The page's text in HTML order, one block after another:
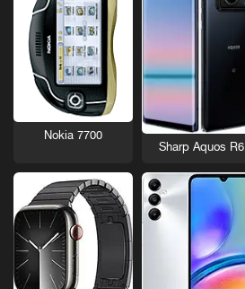
Sharp Aquos R6
Nokia 7700